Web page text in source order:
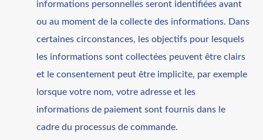
informations personnelles seront identifiées avant
ou au moment de la collecte des informations. Dans
certaines circonstances, les objectifs pour lesquels
les informations sont collectées peuvent être clairs
et le consentement peut être implicite, par exemple
lorsque votre nom, votre adresse et les
informations de paiement sont fournis dans le
cadre du processus de commande.